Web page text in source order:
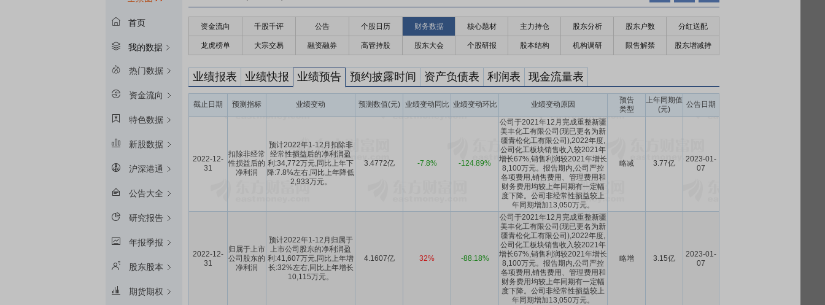
首页
我的数据
热门数据
资金流向
特色数据
新股数据
沪深港通
公告大全
研究报告
年报季报
股东股本
期货期权
资金流向 千股千评 公告 个股日历 财务数据 核心题材 主力持仓 股东分析 股东户数 分红送配
龙虎榜单 大宗交易 融资融券 高管持股 股东大会 个股研报 股本结构 机构调研 限售解禁 股东增减持
业绩报表 业绩快报 业绩预告 预约披露时间 资产负债表 利润表 现金流量表
截止日期 预测指标 业绩变动 预测数值(元) 业绩变动同比 业绩变动环比 业绩变动原因
预告
类型
上年同期值
(元)
公告日期
2022-12-
31
扣除非经常
性损益后的
净利润
预计2022年1-12月扣除非
经常性损益后的净利润盈
利:34,772万元,同比上年下
降:7.8%左右,同比上年降低
2,933万元。
3.4772亿 -7.8% -124.89%
公司于2021年12月完成重整新疆
美丰化工有限公司(现已更名为新
疆青松化工有限公司),2022年度,
公司化工板块销售收入较2021年
增长67%,销售利润较2021年增长
8,100万元。报告期内,公司严控
各项费用,销售费用、管理费用和
财务费用均较上年同期有一定幅
度下降。公司非经常性损益较上
年同期增加13,050万元。
略减 3.77亿
2023-01-
07
2022-12-
31
归属于上市
公司股东的
净利润
预计2022年1-12月归属于
上市公司股东的净利润盈
利:41,607万元,同比上年增
长:32%左右,同比上年增长
10,115万元。
4.1607亿 32% -88.18%
公司于2021年12月完成重整新疆
美丰化工有限公司(现已更名为新
疆青松化工有限公司),2022年度,
公司化工板块销售收入较2021年
增长67%,销售利润较2021年增长
8,100万元。报告期内,公司严控
各项费用,销售费用、管理费用和
财务费用均较上年同期有一定幅
度下降。公司非经常性损益较上
年同期增加13,050万元。
略增 3.15亿
2023-01-
07